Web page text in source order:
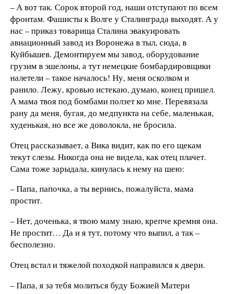
– А вот так. Сорок второй год, наши отступают по всем
фронтам. Фашисты к Волге у Сталинграда выходят. А у
нас – приказ товарища Сталина эвакуировать
авиационный завод из Воронежа в тыл, сюда, в
Куйбышев. Демонтируем мы завод, оборудование
грузим в эшелоны, а тут немецкие бомбардировщики
налетели – такое началось! Ну, меня осколком и
ранило. Лежу, кровью истекаю, думаю, конец пришел.
А мама твоя под бомбами ползет ко мне. Перевязала
рану да меня, бугая, до медпункта на себе, маленькая,
худенькая, но все же доволокла, не бросила.
Отец рассказывает, а Вика видит, как по его щекам
текут слезы. Никогда она не видела, как отец плачет.
Сама тоже зарыдала, кинулась к нему на шею:
– Папа, папочка, а ты вернись, пожалуйста, мама
простит.
– Нет, доченька, я твою маму знаю, крепче кремня она.
Не простит… Да и я тут, потому что выпил, а так –
бесполезно.
Отец встал и тяжелой походкой направился к двери.
– Папа, я за тебя молиться буду Божией Матери